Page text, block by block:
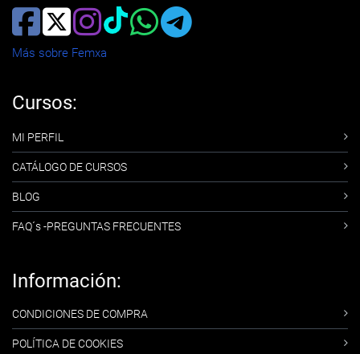
Más sobre Femxa
Cursos:
MI PERFIL
CATÁLOGO DE CURSOS
BLOG
FAQ´s -PREGUNTAS FRECUENTES
Información:
CONDICIONES DE COMPRA
POLÍTICA DE COOKIES